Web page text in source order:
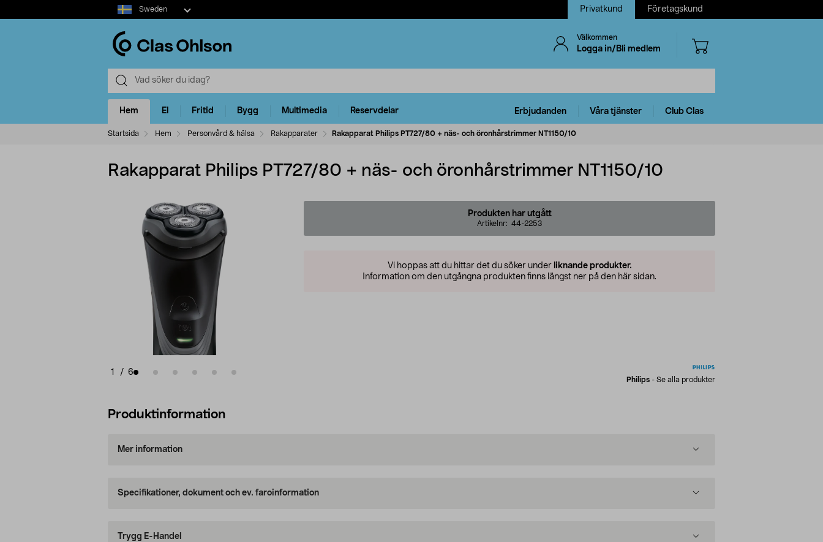
Select
market
Sweden Privatkund Företagskund
Välkommen
Logga in/Bli medlem
Hem El Fritid Bygg Multimedia Reservdelar Erbjudanden Våra tjänster Club Clas
Startsida Hem Personvård & hälsa Rakapparater Rakapparat Philips PT727/80 + näs- och öronhårstrimmer NT1150/10
Rakapparat Philips PT727/80 + näs- och öronhårstrimmer NT1150/10
1 / 6
Produkten har utgått
Artikelnr: 44-2253
Vi hoppas att du hittar det du söker under liknande produkter.
Information om den utgångna produkten finns längst ner på den här sidan.
Philips - Se alla produkter
Produktinformation
Mer information
Specifikationer, dokument och ev. faroinformation
Trygg E-Handel